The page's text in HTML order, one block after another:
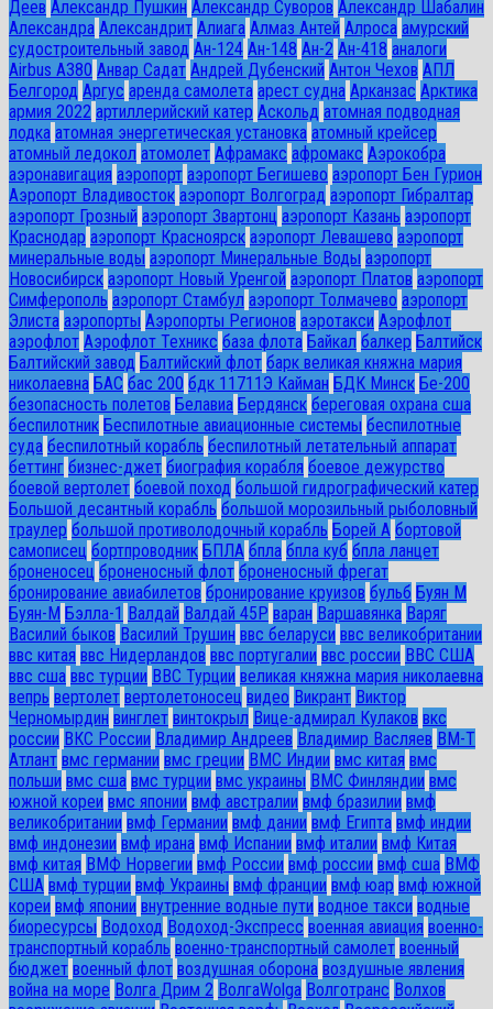
Деев Александр Пушкин Александр Суворов Александр Шабалин
Александра Александрит Алиага Алмаз Антей Алроса амурский
судостроительный завод Ан-124 Ан-148 Ан-2 Ан-418 аналоги
Airbus A380 Анвар Садат Андрей Дубенский Антон Чехов АПЛ
Белгород Аргус аренда самолета арест судна Арканзас Арктика
армия 2022 артиллерийский катер Аскольд атомная подводная
лодка атомная энергетическая установка атомный крейсер
атомный ледокол атомолет Афрамакс афромакс Аэрокобра
аэронавигация аэропорт аэропорт Бегишево аэропорт Бен Гурион
Аэропорт Владивосток аэропорт Волгоград аэропорт Гибралтар
аэропорт Грозный аэропорт Звартонц аэропорт Казань аэропорт
Краснодар аэропорт Красноярск аэропорт Левашево аэропорт
минеральные воды аэропорт Минеральные Воды аэропорт
Новосибирск аэропорт Новый Уренгой аэропорт Платов аэропорт
Симферополь аэропорт Стамбул аэропорт Толмачево аэропорт
Элиста аэропорты Аэропорты Регионов аэротакси Аэрофлот
аэрофлот Аэрофлот Техникс база флота Байкал балкер Балтийск
Балтийский завод Балтийский флот барк великая княжна мария
николаевна БАС бас 200 бдк 11711Э Кайман БДК Минск Бе-200
безопасность полетов Белавиа Бердянск береговая охрана сша
беспилотник Беспилотные авиационные системы беспилотные
суда беспилотный корабль беспилотный летательный аппарат
беттинг бизнес-джет биография корабля боевое дежурство
боевой вертолет боевой поход большой гидрографический катер
Большой десантный корабль большой морозильный рыболовный
траулер большой противолодочный корабль Борей А бортовой
самописец бортпроводник БПЛА бпла бпла куб бпла ланцет
броненосец броненосный флот броненосный фрегат
бронирование авиабилетов бронирование круизов бульб Буян М
Буян-М Бэлла-1 Валдай Валдай 45Р варан Варшавянка Варяг
Василий быков Василий Трушин ввс беларуси ввс великобритании
ввс китая ввс Нидерландов ввс португалии ввс россии ВВС США
ввс сша ввс турции ВВС Турции великая княжна мария николаевна
вепрь вертолет вертолетоносец видео Викрант Виктор
Черномырдин винглет винтокрыл Вице-адмирал Кулаков вкс
россии ВКС России Владимир Андреев Владимир Васляев ВМ-Т
Атлант вмс германии вмс греции ВМС Индии вмс китая вмс
польши вмс сша вмс турции вмс украины ВМС Финляндии вмс
южной кореи вмс японии вмф австралии вмф бразилии вмф
великобритании вмф Германии вмф дании вмф Египта вмф индии
вмф индонезии вмф ирана вмф Испании вмф италии вмф Китая
вмф китая ВМФ Норвегии вмф России вмф россии вмф сша ВМФ
США вмф турции вмф Украины вмф франции вмф юар вмф южной
кореи вмф японии внутренние водные пути водное такси водные
биоресурсы Водоход Водоход-Экспресс военная авиация военно-
транспортный корабль военно-транспортный самолет военный
бюджет военный флот воздушная оборона воздушные явления
война на море Волга Дрим 2 ВолгаWolga Волготранс Волхов